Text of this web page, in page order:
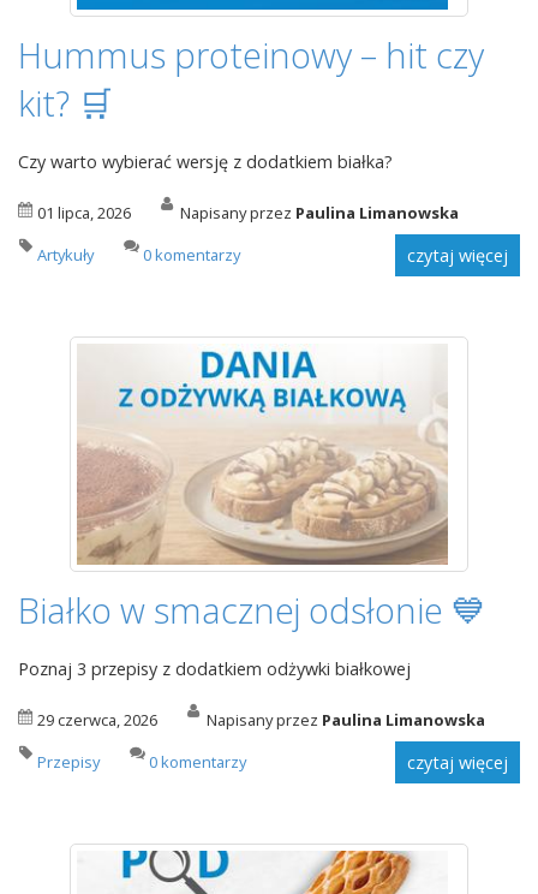
Hummus proteinowy – hit czy
kit? 🛒
Czy warto wybierać wersję z dodatkiem białka?
01 lipca, 2026 Napisany przez Paulina Limanowska
Artykuły
0 komentarzy czytaj więcej
Białko w smacznej odsłonie 💙
Poznaj 3 przepisy z dodatkiem odżywki białkowej
29 czerwca, 2026 Napisany przez Paulina Limanowska
Przepisy
0 komentarzy czytaj więcej